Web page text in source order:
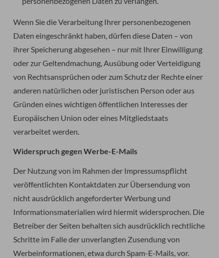
Wenn Sie die Verarbeitung Ihrer personenbezogenen
Daten eingeschränkt haben, dürfen diese Daten – von
ihrer Speicherung abgesehen – nur mit Ihrer Einwilligung
oder zur Geltendmachung, Ausübung oder Verteidigung
von Rechtsansprüchen oder zum Schutz der Rechte einer
anderen natürlichen oder juristischen Person oder aus
Gründen eines wichtigen öffentlichen Interesses der
Europäischen Union oder eines Mitgliedstaats
verarbeitet werden.
Widerspruch gegen Werbe-E-Mails
Der Nutzung von im Rahmen der Impressumspflicht
veröffentlichten Kontaktdaten zur Übersendung von
nicht ausdrücklich angeforderter Werbung und
Informationsmaterialien wird hiermit widersprochen. Die
Betreiber der Seiten behalten sich ausdrücklich rechtliche
Schritte im Falle der unverlangten Zusendung von
Werbeinformationen, etwa durch Spam-E-Mails, vor.